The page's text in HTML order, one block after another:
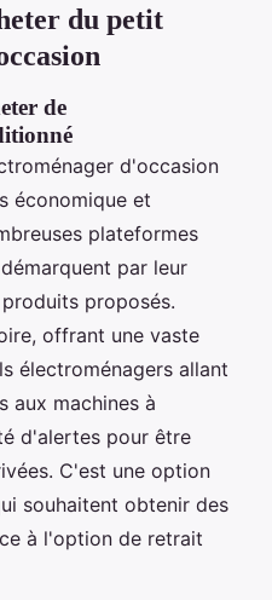
du petit
de
d'occasion
économique et
plateformes
par leur
proposés.
offrant une vaste
électroménagers allant
aux machines à
d'alertes pour être
C'est une option
souhaitent obtenir des
à l'option de retrait